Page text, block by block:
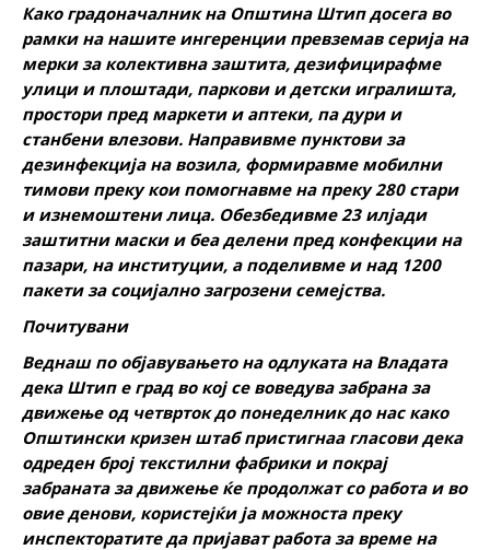
Како градоначалник на Општина Штип досега во
рамки на нашите ингеренции превземав серија на
мерки за колективна заштита, дезифицирафме
улици и плоштади, паркови и детски игралишта,
простори пред маркети и аптеки, па дури и
станбени влезови. Направивме пунктови за
дезинфекција на возила, формиравме мобилни
тимови преку кои помогнавме на преку 280 стари
и изнемоштени лица. Обезбедивме 23 илјади
заштитни маски и беа делени пред конфекции на
пазари, на институции, а поделивме и над 1200
пакети за социјално загрозени семејства.
Почитувани
Веднаш по објавувањето на одлуката на Владата
дека Штип е град во кој се воведува забрана за
движење од четврток до понеделник до нас како
Општински кризен штаб пристигнаа гласови дека
одреден број текстилни фабрики и покрај
забраната за движење ќе продолжат со работа и во
овие денови, користејќи ја можноста преку
инспекторатите да пријават работа за време на